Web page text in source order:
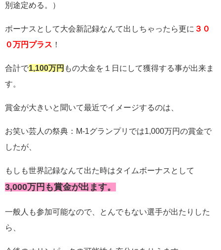
別途定める。）
ボーナスとして大会新記録なんて出しちゃったら更に ３０
０万円プラス ！
合計で1,100万円 もの大金を１日にして獲得する事が出来ま
す。
賞金が大きいと聞いて最近でイメージするのは、
お笑い芸人の祭典：M-1グランプリでは1,000万円の賞金で
したが、
もしも世界記録なんて出た時はタイムボーナスとして
3,000万円も賞金が出ます。
一般人も参加可能なので、とんでもない選手が出たりした
ら、